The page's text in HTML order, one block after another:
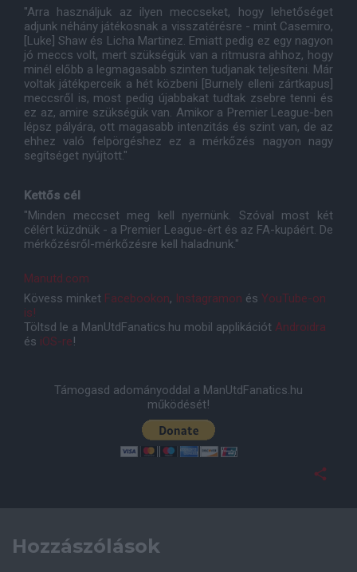
"Arra használjuk az ilyen meccseket, hogy lehetőséget
adjunk néhány játékosnak a visszatérésre - mint Casemiro,
[Luke] Shaw és Licha Martinez. Emiatt pedig ez egy nagyon
jó meccs volt, mert szükségük van a ritmusra ahhoz, hogy
minél előbb a legmagasabb szinten tudjanak teljesíteni. Már
voltak játékperceik a hét közbeni [Burnely elleni zártkapus]
meccsről is, most pedig újabbakat tudtak zsebre tenni és
ez az, amire szükségük van. Amikor a Premier League-ben
lépsz pályára, ott magasabb intenzitás és szint van, de az
ehhez való felpörgéshez ez a mérkőzés nagyon nagy
segítséget nyújtott."
Kettős cél
"Minden meccset meg kell nyernünk. Szóval most két
célért küzdnük - a Premier League-ért és az FA-kupáért. De
mérkőzésről-mérkőzésre kell haladnunk."
Manutd.com
Kövess minket Facebookon, Instagramon és YouTube-on
is!
Töltsd le a ManUtdFanatics.hu mobil applikációt Androidra
és iOS-re!
Támogasd adományoddal a ManUtdFanatics.hu
működését!
Hozzászólások